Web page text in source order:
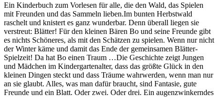
Ein Kinderbuch zum Vorlesen für alle, die den Wald, das Spielen
mit Freunden und das Sammeln lieben.Im bunten Herbstwald
raschelt und knistert es ganz wunderbar. Denn überall liegen sie
verstreut: Blätter! Für den kleinen Bären Bo und seine Freunde gibt
es nichts Schöneres, als mit den Schätzen zu spielen. Wenn nur nicht
der Winter käme und damit das Ende der gemeinsamen Blätter-
Spielzeit! Da hat Bo einen Traum …Die Geschichte zeigt Jungen
und Mädchen im Kindergartenalter, dass das größte Glück in den
kleinen Dingen steckt und dass Träume wahrwerden, wenn man nur
an sie glaubt. Alles, was man dafür braucht, sind Fantasie, gute
Freunde und ein Blatt. Oder zwei. Oder drei. Ein augenzwinkerndes